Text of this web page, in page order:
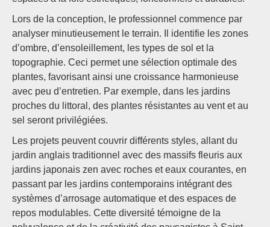
Lors de la conception, le professionnel commence par
analyser minutieusement le terrain. Il identifie les zones
d’ombre, d’ensoleillement, les types de sol et la
topographie. Ceci permet une sélection optimale des
plantes, favorisant ainsi une croissance harmonieuse
avec peu d’entretien. Par exemple, dans les jardins
proches du littoral, des plantes résistantes au vent et au
sel seront privilégiées.
Les projets peuvent couvrir différents styles, allant du
jardin anglais traditionnel avec des massifs fleuris aux
jardins japonais zen avec roches et eaux courantes, en
passant par les jardins contemporains intégrant des
systèmes d’arrosage automatique et des espaces de
repos modulables. Cette diversité témoigne de la